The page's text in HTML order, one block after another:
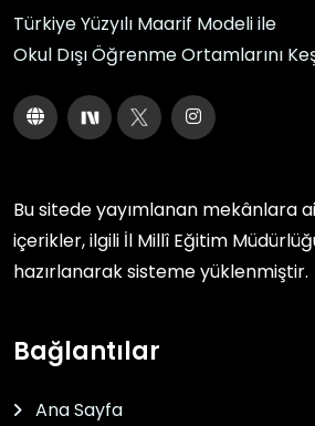
Türkiye Yüzyılı Maarif Modeli ile
Okul Dışı Öğrenme Ortamlarını
Bu sitede yayımlanan mekânlara
içerikler, ilgili İl Millî Eğitim
hazırlanarak sisteme yüklenmiştir.
Bağlantılar
Ana Sayfa